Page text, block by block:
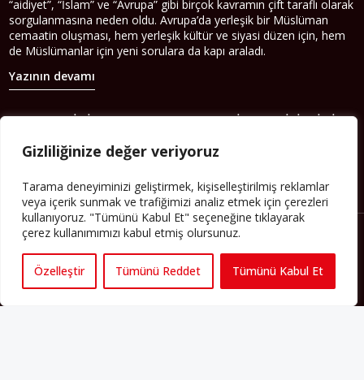
Gizliliğinize değer veriyoruz
Tarama deneyiminizi geliştirmek, kişiselleştirilmiş reklamlar
veya içerik sunmak ve trafiğimizi analiz etmek için çerezleri
kullanıyoruz. "Tümünü Kabul Et" seçeneğine tıklayarak
çerez kullanımımızı kabul etmiş olursunuz.
Özelleştir Tümünü Reddet Tümünü Kabul Et
“aidiyet”, “İslam” ve “Avrupa” gibi birçok kavramın çift taraflı olarak
sorgulanmasına neden oldu. Avrupa’da yerleşik bir Müslüman
cemaatin oluşması, hem yerleşik kültür ve siyasi düzen için, hem
de Müslümanlar için yeni sorulara da kapı araladı.
Yazının devamı
PERSPEKTIF’I SOSYAL MEDYADA TAKIP EDEBILIRSINIZ